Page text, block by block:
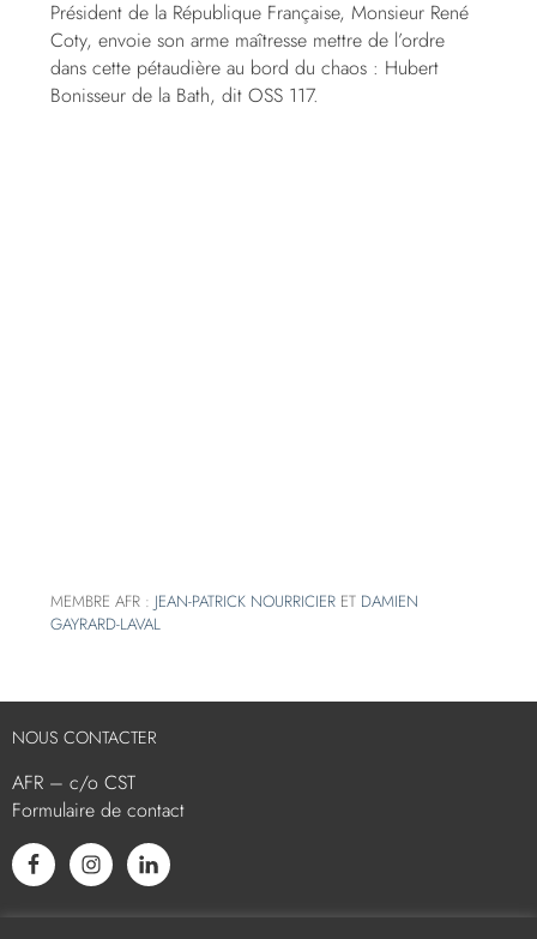
Président de la République Française, Monsieur René
Coty, envoie son arme maîtresse mettre de l’ordre
dans cette pétaudière au bord du chaos : Hubert
Bonisseur de la Bath, dit OSS 117.
MEMBRE AFR : JEAN-PATRICK NOURRICIER ET DAMIEN
GAYRARD-LAVAL
NOUS CONTACTER
AFR – c/o CST
Formulaire de contact